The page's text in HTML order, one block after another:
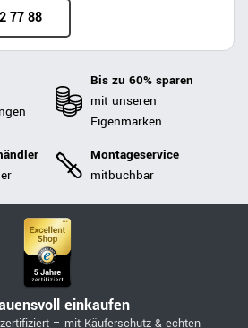
77 88
Bis zu 60% sparen
mit unseren
Eigenmarken
Montageservice
mitbuchbar
einkaufen
– mit Käuferschutz & echten